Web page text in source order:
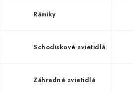
OBCHODNÉ PODMIENKY
Rámiky
Schodiskové svietidlá
Záhradné svietidlá